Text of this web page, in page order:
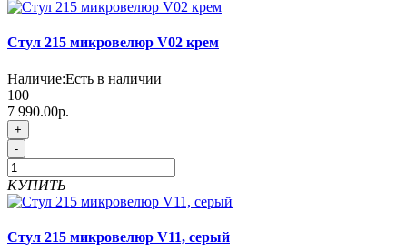
Стул 215 микровелюр V02 крем
Наличие:Есть в наличии
100
7 990.00р.
+
-
КУПИТЬ
Стул 215 микровелюр V11, серый